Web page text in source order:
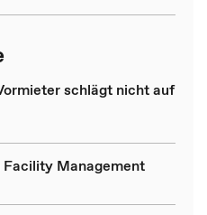
schlägt nicht auf
Management